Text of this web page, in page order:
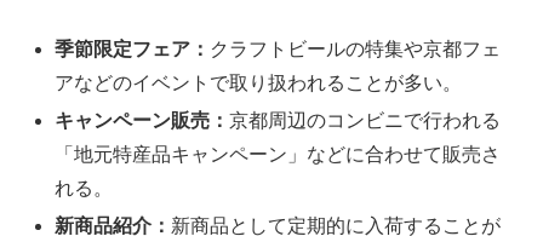
季節限定フェア： クラフトビールの特集や京都フェ
アなどのイベントで取り扱われることが多い。
キャンペーン販売：京都周辺のコンビニで行われる
「地元特産品キャンペーン」などに合わせて販売さ
れる。
新商品紹介： 新商品として定期的に入荷することが